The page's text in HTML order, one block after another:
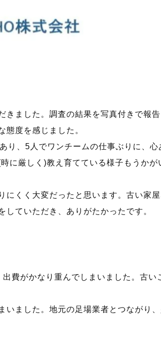
きました。調査の結果を写真付きで報
態度を感じました。
り、5人でワンチームの仕事ぶりに、
に厳しく)教え育てている様子もうか
くく大変だったと思います。古い家
ていただき、ありがたかったです。
費がかなり重んでしまいました。古い
ました。地元の足場業者とつながり